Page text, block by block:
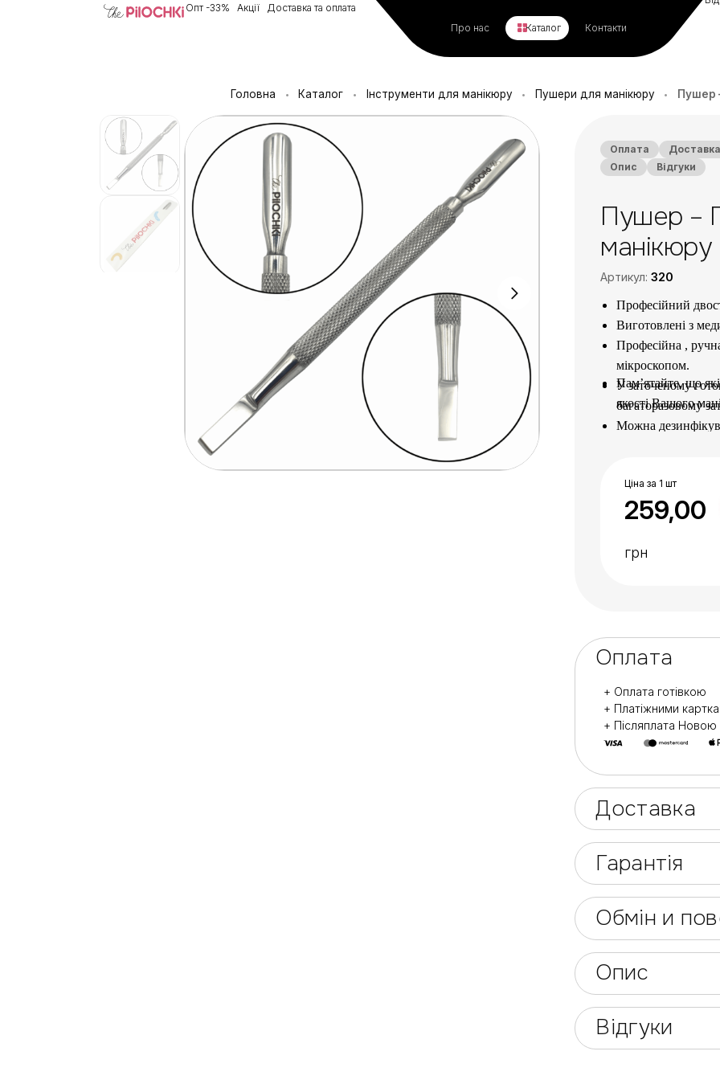
Опт -33% Акції
Доставка та оплата
Про нас
Каталог Контакти
Головна • Каталог • Інструменти для манікюру • Пушери для манікюру • Пушер
Оплата Доставка
Опис
Відгуки
Пушер –
манікюру
Артикул:320
Професійний
Виготовлені з
Професійна ,
мікроскопом.
У заточеному
багаторазовому
Можна
Пам’ятайте, що
якості Вашого
Ціна за 1 шт
259,00
грн
Оплата
+ Оплата готівкою
+ Платіжними
+ Післяплата
Доставка
Гарантія
Обмін и
Опис
Відгуки